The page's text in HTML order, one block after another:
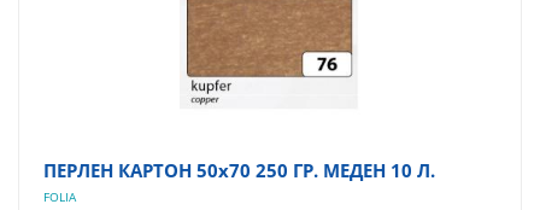
ПЕРЛЕН КАРТОН 50х70 250 ГР. МЕДЕН 10 Л.
FOLIA